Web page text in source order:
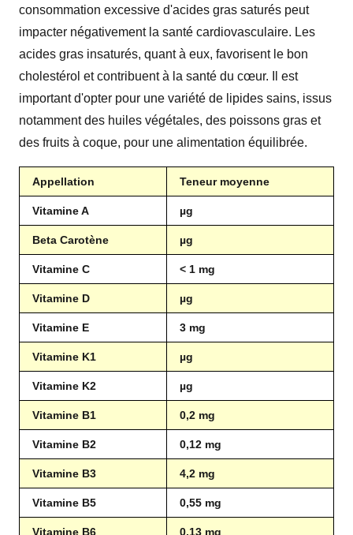
consommation excessive d'acides gras saturés peut
impacter négativement la santé cardiovasculaire. Les
acides gras insaturés, quant à eux, favorisent le bon
cholestérol et contribuent à la santé du cœur. Il est
important d'opter pour une variété de lipides sains, issus
notamment des huiles végétales, des poissons gras et
des fruits à coque, pour une alimentation équilibrée.
Appellation Teneur moyenne
Vitamine A µg
Beta Carotène µg
Vitamine C < 1 mg
Vitamine D µg
Vitamine E 3 mg
Vitamine K1 µg
Vitamine K2 µg
Vitamine B1 0,2 mg
Vitamine B2 0,12 mg
Vitamine B3 4,2 mg
Vitamine B5 0,55 mg
Vitamine B6 0,13 mg